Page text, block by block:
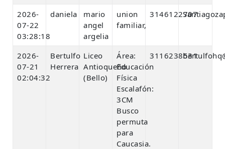
2026-
07-22
03:28:18
daniela
mario
angel
argelia
union
familiar,
3146122707
2026-
07-21
02:04:32
Bertulfo
Herrera
Liceo
Antioqueño
(Bello)
Área:
Educación
Física
Escalafón:
3CM
Busco
permuta
para
Caucasia.
3116238531